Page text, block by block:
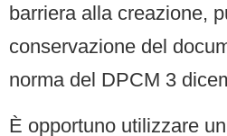
barriera alla creazione,
conservazione del
norma del DPCM 3
È opportuno utilizzare